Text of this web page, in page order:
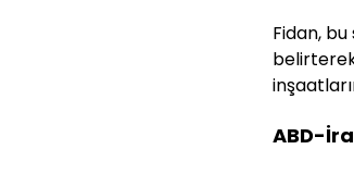
Fidan,
ABD-